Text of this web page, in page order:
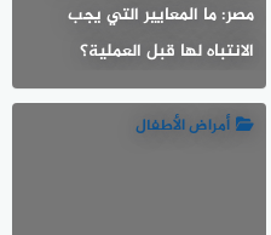
مصر: ما المعايير التي يجب
الانتباه لها قبل العملية؟
أمراض الأطفال